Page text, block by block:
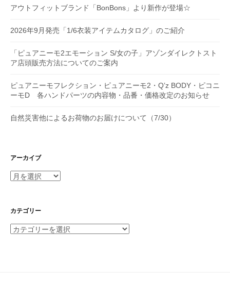
アウトフィットブランド「BonBons」より新作が登場☆
2026年9月発売「1/6衣装アイテムカタログ」のご紹介
「ピュアニーモ2エモーション S/女の子」アゾンダイレクトスト
ア店頭販売方法についてのご案内
ピュアニーモフレクション・ピュアニーモ2・Q’z BODY・ピコニ
ーモD 各ハンドパーツの内容物・品番・価格改定のお知らせ
自然災害他によるお荷物のお届けについて（7/30）
アーカイブ
ア
イ
カテゴリー
カ